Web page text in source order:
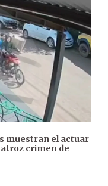
muestran el actuar
crimen de